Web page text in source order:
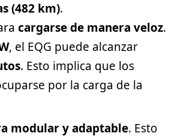
(482 km).
cargarse de manera veloz.
, el EQG puede alcanzar
. Esto implica que los
por la carga de la
modular y adaptable. Esto